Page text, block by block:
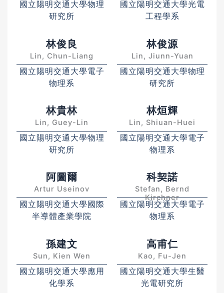
國立陽明交通大學物理
研究所
國立陽明交通大學光電
工程學系
林俊良
Lin, Chun-Liang
國立陽明交通大學電子
物理系
林俊源
Lin, Jiunn-Yuan
國立陽明交通大學物理
研究所
林貴林
Lin, Guey-Lin
國立陽明交通大學物理
研究所
林烜輝
Lin, Shiuan-Huei
國立陽明交通大學電子
物理系
阿圖爾
Artur Useinov
國立陽明交通大學國際
半導體產業學院
科契諾
Stefan, Bernd
Kirchner
國立陽明交通大學電子
物理系
孫建文
Sun, Kien Wen
國立陽明交通大學應用
化學系
高甫仁
Kao, Fu-Jen
國立陽明交通大學生醫
光電研究所